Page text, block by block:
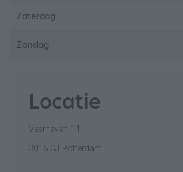
Zaterdag
Zondag
Locatie
Veerhaven 14
3016 CJ Rotterdam